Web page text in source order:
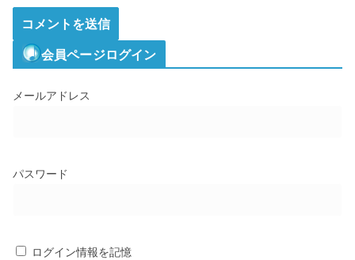
会員ページログイン
メールアドレス
パスワード
ログイン情報を記憶